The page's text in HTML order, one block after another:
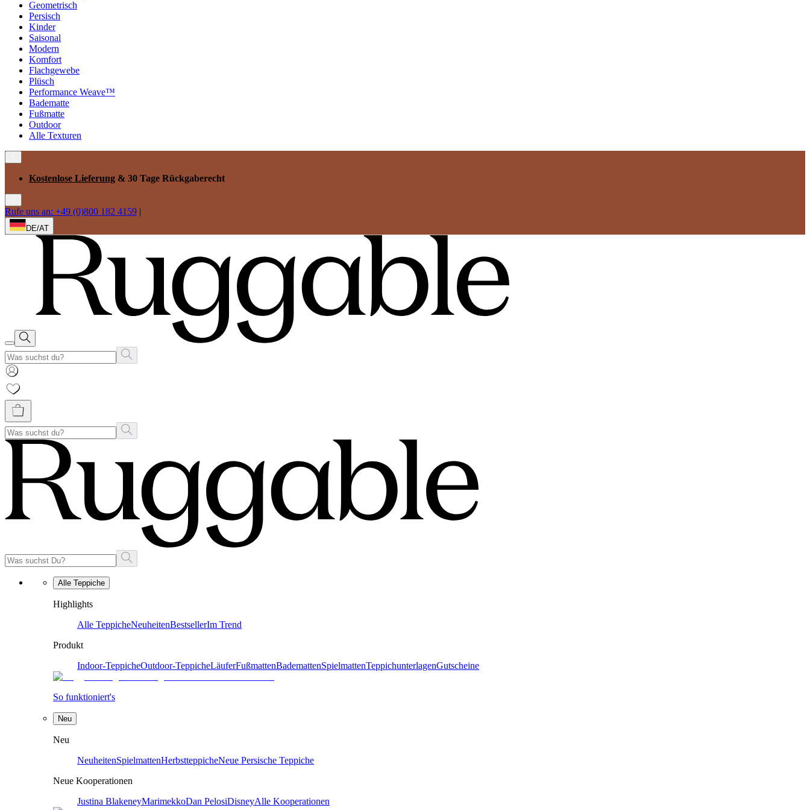
Geometrisch
Persisch
Kinder
Saisonal
Modern
Komfort
Flachgewebe
Plüsch
Performance Weave™
Badematte
Fußmatte
Outdoor
Alle Texturen
Kostenlose Lieferung & 30 Tage Rückgaberecht
Rufe uns an: +49 (0)800 182 4159 |
DE/AT
Alle Teppiche
Highlights
Alle TeppicheNeuheitenBestsellerIm Trend
Produkt
Indoor-TeppicheOutdoor-TeppicheLäuferFußmattenBademattenSpielmattenTeppichunterlagenGutscheine
So funktioniert's
Neu
Neu
NeuheitenSpielmattenHerbstteppicheNeue Persische Teppiche
Neue Kooperationen
Justina BlakeneyMarimekkoDan PelosiDisneyAlle Kooperationen